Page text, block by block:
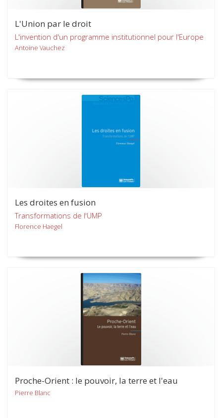
L'Union par le droit
L'invention d'un programme institutionnel pour l'Europe
Antoine Vauchez
Les droites en fusion
Transformations de l'UMP
Florence Haegel
Proche-Orient : le pouvoir, la terre et l'eau
Pierre Blanc